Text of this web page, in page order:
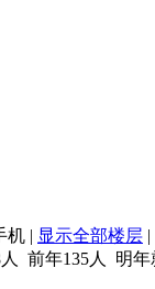
机 | 显示全部楼层 |
前年135人 明年